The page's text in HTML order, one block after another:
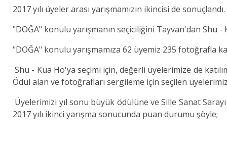
2017 yılı üyeler arası yarışmamızın ikincisi de sonuçlandı.
"DOĞA" konulu yarışmanın seçiciliğini Tayvan'dan Shu -
"DOĞA" konulu yarışmamıza 62 üyemiz 235 fotoğrafla
Shu - Kua Ho'ya seçimi için, değerli üyelerimize de
Ödül alan ve fotoğrafları sergileme için seçilen
Üyelerimizi yıl sonu büyük ödülüne ve Sille Sanat
2017 yılı ikinci yarışma sonucunda puan durumu şöyle;